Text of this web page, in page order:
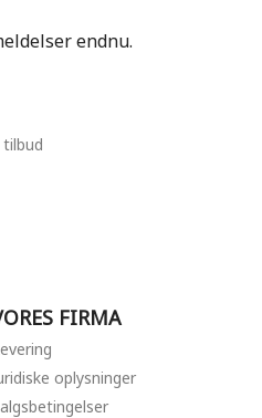
endnu.
FIRMA
oplysninger